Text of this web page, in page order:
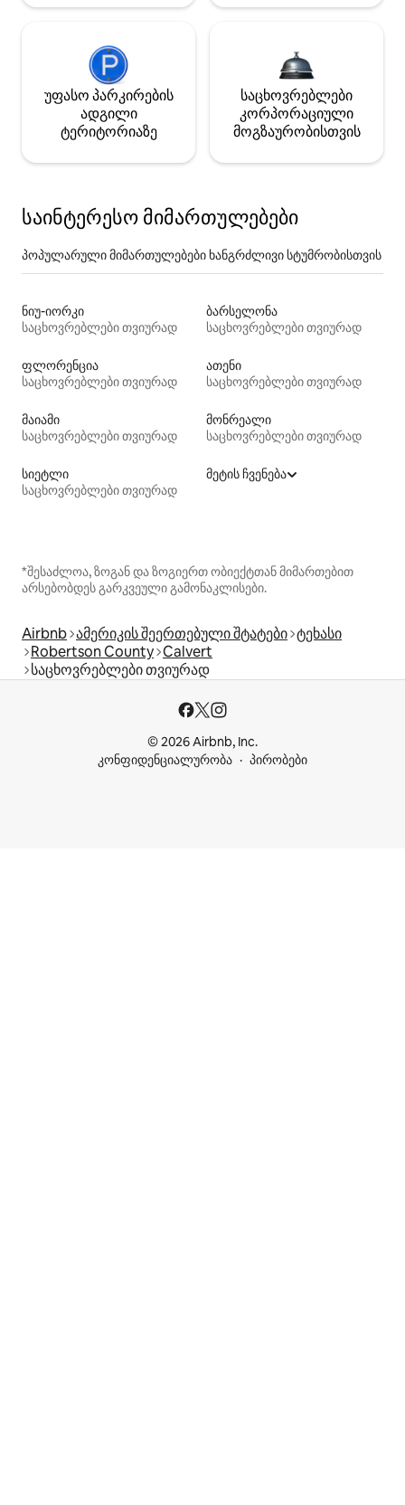
უფასო პარკირების
ადგილი
ტერიტორიაზე
საცხოვრებლები
კორპორაციული
მოგზაურობისთვის
საინტერესო მიმართულებები
პოპულარული მიმართულებები ხანგრძლივი სტუმრობისთვის
ნიუ-იორკი
საცხოვრებლები თვიურად
ბარსელონა
საცხოვრებლები თვიურად
ფლორენცია
საცხოვრებლები თვიურად
ათენი
საცხოვრებლები თვიურად
მაიამი
საცხოვრებლები თვიურად
მონრეალი
საცხოვრებლები თვიურად
სიეტლი
საცხოვრებლები თვიურად
მეტის ჩვენება
*შესაძლოა, ზოგან და ზოგიერთ ობიექტთან მიმართებით
არსებობდეს გარკვეული გამონაკლისები.
Airbnb ამერიკის შეერთებული შტატები ტეხასი
Robertson County Calvert
საცხოვრებლები თვიურად
© 2026 Airbnb, Inc.
კონფიდენციალურობა
პირობები